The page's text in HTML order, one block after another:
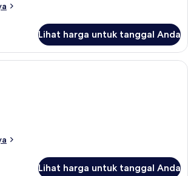
Lihat harga untuk tanggal Anda
Apartemen | Seprai premium,
Lihat harga untuk tanggal Anda